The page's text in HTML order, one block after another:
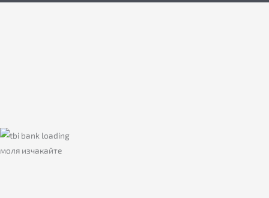
моля изчакайте